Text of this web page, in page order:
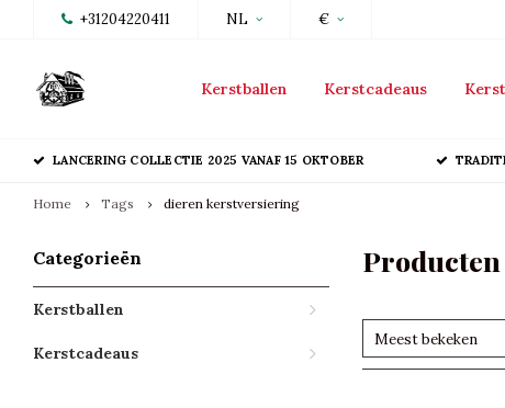
+31204220411 NL €
Kerstballen Kerstcadeaus
LANCERING COLLECTIE 2025 VANAF 15 OKTOBER
Home Tags dieren kerstversiering
Categorieën
Kerstballen
Kerstcadeaus
Meest bekeken